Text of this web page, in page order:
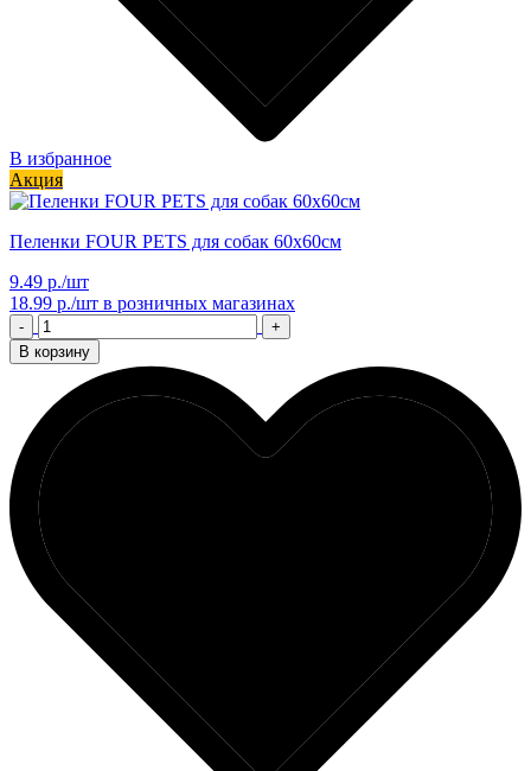
В избранное
Акция
Пеленки FOUR PETS для собак 60х60см
9.49 р./шт
18.99 р./шт в розничных магазинах
-
+
В корзину